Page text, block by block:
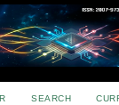
SEARCH